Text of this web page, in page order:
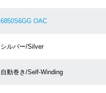
6850S6GG OAC
シルバー/Silver
自動巻き/Self-Winding